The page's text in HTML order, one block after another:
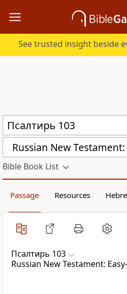
See trusted insight beside
Bible Book List
Passage Resources
Псалтирь 103
Russian New Testament: